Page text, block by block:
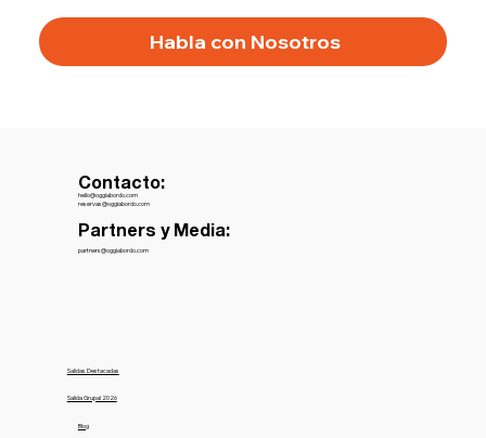
Habla con Nosotros
Salidas Destacadas
Salida Grupal 2026
Blog
Contacto:
hello@oggiabordo.com
reservas@oggiabordo.com
Partners y Media:
partners@oggiabordo.com